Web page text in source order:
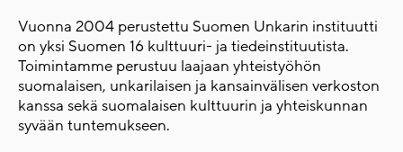
Vuonna 2004 perustettu Suomen Unkarin instituutti
on yksi Suomen 16 kulttuuri- ja tiedeinstituutista.
Toimintamme perustuu laajaan yhteistyöhön
suomalaisen, unkarilaisen ja kansainvälisen verkoston
kanssa sekä suomalaisen kulttuurin ja yhteiskunnan
syvään tuntemukseen.